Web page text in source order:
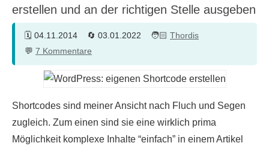
erstellen und an der richtigen Stelle ausgeben
04.11.2014 03.01.2022
Thordis
7 Kommentare
Shortcodes sind meiner Ansicht nach Fluch und Segen
zugleich. Zum einen sind sie eine wirklich prima
Möglichkeit komplexe Inhalte “einfach” in einem Artikel